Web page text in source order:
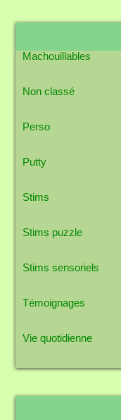
Machouillables
Non classé
Perso
Putty
Stims
Stims puzzle
Stims sensoriels
Témoignages
Vie quotidienne